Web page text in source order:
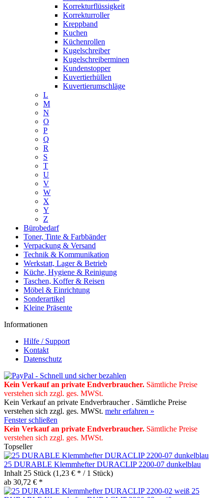
Korrekturflüssigkeit
Korrekturroller
Kreppband
Kuchen
Küchenrollen
Kugelschreiber
Kugelschreiberminen
Kundenstopper
Kuvertierhüllen
Kuvertierumschläge
L
M
N
O
P
Q
R
S
T
U
V
W
X
Y
Z
Bürobedarf
Toner, Tinte & Farbbänder
Verpackung & Versand
Technik & Kommunikation
Werkstatt, Lager & Betrieb
Küche, Hygiene & Reinigung
Taschen, Koffer & Reisen
Möbel & Einrichtung
Sonderartikel
Kleine Präsente
Informationen
Hilfe / Support
Kontakt
Datenschutz
Kein Verkauf an private Endverbraucher. Sämtliche Preise
verstehen sich zzgl. ges. MWSt.
Kein Verkauf an private Endverbraucher . Sämtliche Preise
verstehen sich zzgl. ges. MWSt. mehr erfahren »
Fenster schließen
Kein Verkauf an private Endverbraucher. Sämtliche Preise
verstehen sich zzgl. ges. MWSt.
Topseller
25 DURABLE Klemmhefter DURACLIP 2200-07 dunkelblau
Inhalt 25 Stück (1,23 € * / 1 Stück)
ab 30,72 € *
25